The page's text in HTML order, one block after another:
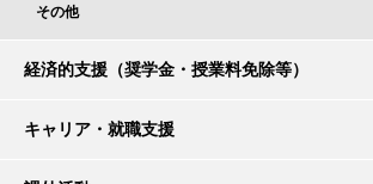
その他
経済的支援（奨学金・授業料免除等）
キャリア・就職支援